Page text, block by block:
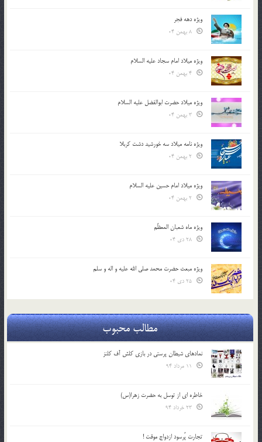
ویژه دهه فجر
ویژه میلاد امام سجاد علیه السلام
ویژه میلاد حضرت ابوالفضل علیه السلام
ویژه نامه میلاد سه خورشید دشت کربلا
ویژه میلاد امام حسین علیه السلام
ویژه ماه شعبان المعظّم
ویژه مبعث حضرت محمد صلی الله علیه و اله و سلم
مطالب محبوب
نمادهای شیطان پرستی در بازی کلش آف کلنز
خاطره ای از توسل به حضرت زهرا(س)
تجارت پُرسود ازدواج موقت !